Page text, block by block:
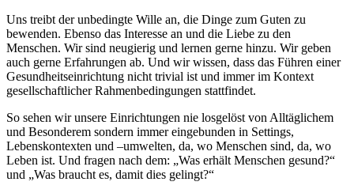
Uns treibt der unbedingte Wille an, die Dinge zum Guten zu
bewenden. Ebenso das Interesse an und die Liebe zu den
Menschen. Wir sind neugierig und lernen gerne hinzu. Wir geben
auch gerne Erfahrungen ab. Und wir wissen, dass das Führen einer
Gesundheitseinrichtung nicht trivial ist und immer im Kontext
gesellschaftlicher Rahmenbedingungen stattfindet.
So sehen wir unsere Einrichtungen nie losgelöst von Alltäglichem
und Besonderem sondern immer eingebunden in Settings,
Lebenskontexten und –umwelten, da, wo Menschen sind, da, wo
Leben ist. Und fragen nach dem: „Was erhält Menschen gesund?“
und „Was braucht es, damit dies gelingt?“